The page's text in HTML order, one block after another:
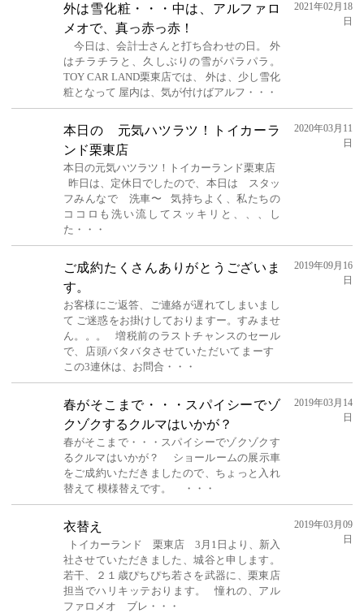
外は雪化粧・・・中は、アルファロ
メオで、真っ赤っ赤！
今日は、会計士さんと打ち合わせの日。 外
はチラチラと、久しぶりの雪がパラパラ。
TOY CAR LAND栗東店では、 外は、少し雪化
粧となって 屋内は、気が付けばアルフ・・・
2021年02月18
日
本日の 元気ハツラツ！トイカーラ
ンド栗東店
本日の元気ハツラツ！トイカーランド栗東店
昨日は、定休日でしたので、本日は スタッ
フみんなで 洗車〜 気持ちよく、私たちの
ココロも洗い流してスッキリと、、、し
た・・・
2020年03月11
日
ご成約たくさんありがとうございま
す。
お客様にご返答、ご連絡が遅れてしまいまし
て ご迷惑をお掛けしておりますー。すみませ
ん。。。 増税前のラストチャンスのセール
で、店頭バタバタさせていただいてまーす
この3連休は、お問合・・・
2019年09月16
日
春がそこまで・・・スパイシーでゾ
クゾクするクルマはいかが？
春がそこまで・・・スパイシーでゾクゾクす
るクルマはいかが？ ショールームの展示車
をご成約いただきましたので、ちょっと入れ
替えて 模様替えです。 ・・・
2019年03月14
日
衣替え
トイカーランド 栗東店 3月1日より、新入
社させていただきました、城谷と申します。
若干、２１歳ぴちぴち若さを武器に、栗東店
担当でハリキッテおります。 憧れの、アル
ファロメオ ブレ・・・
2019年03月09
日